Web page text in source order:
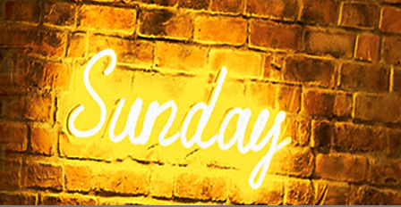
SUNDAY TIMES
東京、水道橋駅近くにある、カフェ
「SUNDAY（サンデー）」。のNYスタイ
ルの店内、人気のハンバーガーやステ
ーキなどのお料理をご用意しておりま
す。カフェ、ランチ、ディナー、パー
ティーなど多様なシーンに対応。新着
情報を随時更新中。